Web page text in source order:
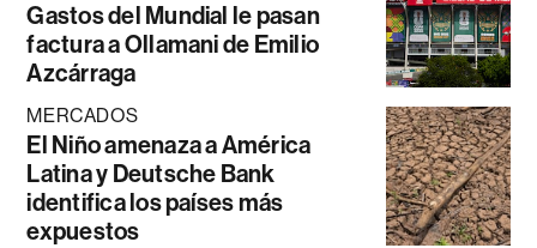
Gastos del Mundial le pasan
factura a Ollamani de Emilio
Azcárraga
MERCADOS
El Niño amenaza a América
Latina y Deutsche Bank
identifica los países más
expuestos